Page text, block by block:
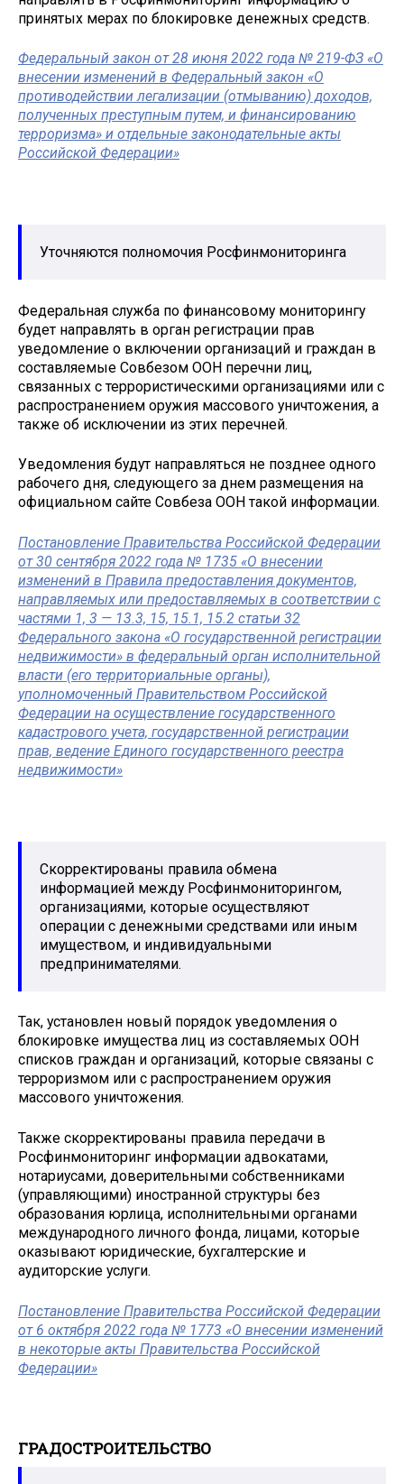
принятых мерах по блокировке денежных средств.
Федеральный закон от 28 июня 2022 года № 219-ФЗ «О
внесении изменений в Федеральный закон «О
противодействии легализации (отмыванию) доходов,
полученных преступным путем, и финансированию
терроризма» и отдельные законодательные акты
Российской Федерации»
Уточняются полномочия Росфинмониторинга
Федеральная служба по финансовому мониторингу
будет направлять в орган регистрации прав
уведомление о включении организаций и граждан в
составляемые Совбезом ООН перечни лиц,
связанных с террористическими организациями или с
распространением оружия массового уничтожения, а
также об исключении из этих перечней.
Уведомления будут направляться не позднее одного
рабочего дня, следующего за днем размещения на
официальном сайте Совбеза ООН такой информации.
Постановление Правительства Российской Федерации
от 30 сентября 2022 года № 1735 «О внесении
изменений в Правила предоставления документов,
направляемых или предоставляемых в соответствии с
частями 1, 3 — 13.3, 15, 15.1, 15.2 статьи 32
Федерального закона «О государственной регистрации
недвижимости» в федеральный орган исполнительной
власти (его территориальные органы),
уполномоченный Правительством Российской
Федерации на осуществление государственного
кадастрового учета, государственной регистрации
прав, ведение Единого государственного реестра
недвижимости»
Скорректированы правила обмена
информацией между Росфинмониторингом,
организациями, которые осуществляют
операции с денежными средствами или иным
имуществом, и индивидуальными
предпринимателями.
Так, установлен новый порядок уведомления о
блокировке имущества лиц из составляемых ООН
списков граждан и организаций, которые связаны с
терроризмом или с распространением оружия
массового уничтожения.
Также скорректированы правила передачи в
Росфинмониторинг информации адвокатами,
нотариусами, доверительными собственниками
(управляющими) иностранной структуры без
образования юрлица, исполнительными органами
международного личного фонда, лицами, которые
оказывают юридические, бухгалтерские и
аудиторские услуги.
Постановление Правительства Российской Федерации
от 6 октября 2022 года № 1773 «О внесении изменений
в некоторые акты Правительства Российской
Федерации»
ГРАДОСТРОИТЕЛЬСТВО